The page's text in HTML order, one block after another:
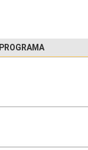
PROGRAMA